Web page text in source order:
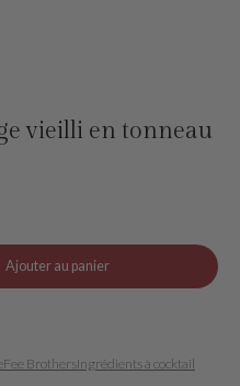
vieilli en tonneau
Ajouter au panier
Fee BrothersIngrédients à cocktail